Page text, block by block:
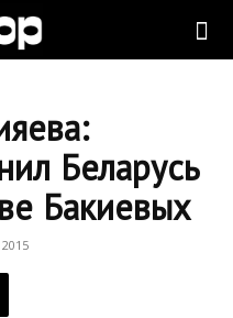
Беларусь
Бакиевых